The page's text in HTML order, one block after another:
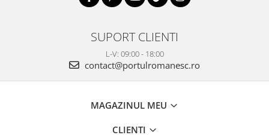
SUPORT CLIENTI
L-V: 09:00 - 18:00
contact@portulromanesc.ro
MAGAZINUL MEU
CLIENTI